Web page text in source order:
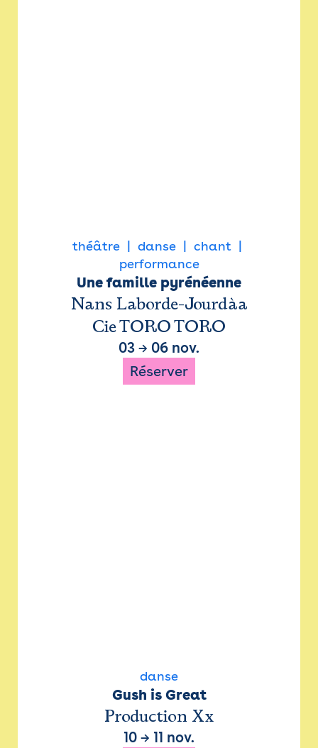
théâtre danse
chant
performance
Une famille pyrénéenne
Nans Laborde-Jourdàa
Cie TORO TORO
03 → 06 nov.
Réserver
danse
Gush is Great
Production Xx
10 → 11 nov.